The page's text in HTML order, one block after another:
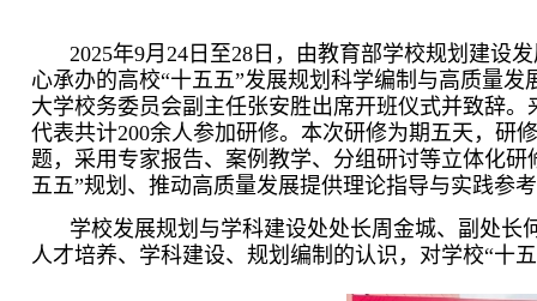
2025年9月24日至28日，由教育部学校规划建设
心承办的高校“十五五”发展规划科学编制与高质量
大学校务委员会副主任张安胜出席开班仪式并致辞
代表共计200余人参加研修。本次研修为期五天，研
题，采用专家报告、案例教学、分组研讨等立体化
五五”规划、推动高质量发展提供理论指导与实践参
学校发展规划与学科建设处处长周金城、副处
人才培养、学科建设、规划编制的认识，对学校“十